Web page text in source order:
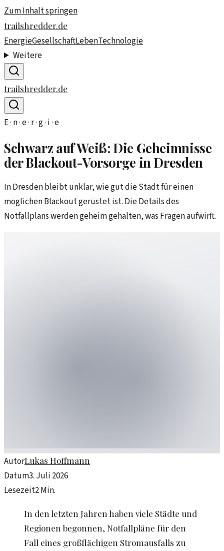
Zum Inhalt springen
trailshredder.de
EnergieGesellschaftLebenTechnologie
Weitere
trailshredder.de
E · n · e · r · g · i · e
Schwarz auf Weiß: Die Geheimnisse
der Blackout-Vorsorge in Dresden
In Dresden bleibt unklar, wie gut die Stadt für einen
möglichen Blackout gerüstet ist. Die Details des
Notfallplans werden geheim gehalten, was Fragen aufwirft.
AutorLukas Hoffmann
Datum3. Juli 2026
Lesezeit2Min.
In den letzten Jahren haben viele Städte und
Regionen begonnen, Notfallpläne für den
Fall eines großflächigen Stromausfalls zu